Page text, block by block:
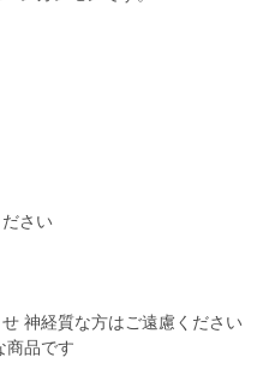
さい
神経質な方はご遠慮ください
商品です